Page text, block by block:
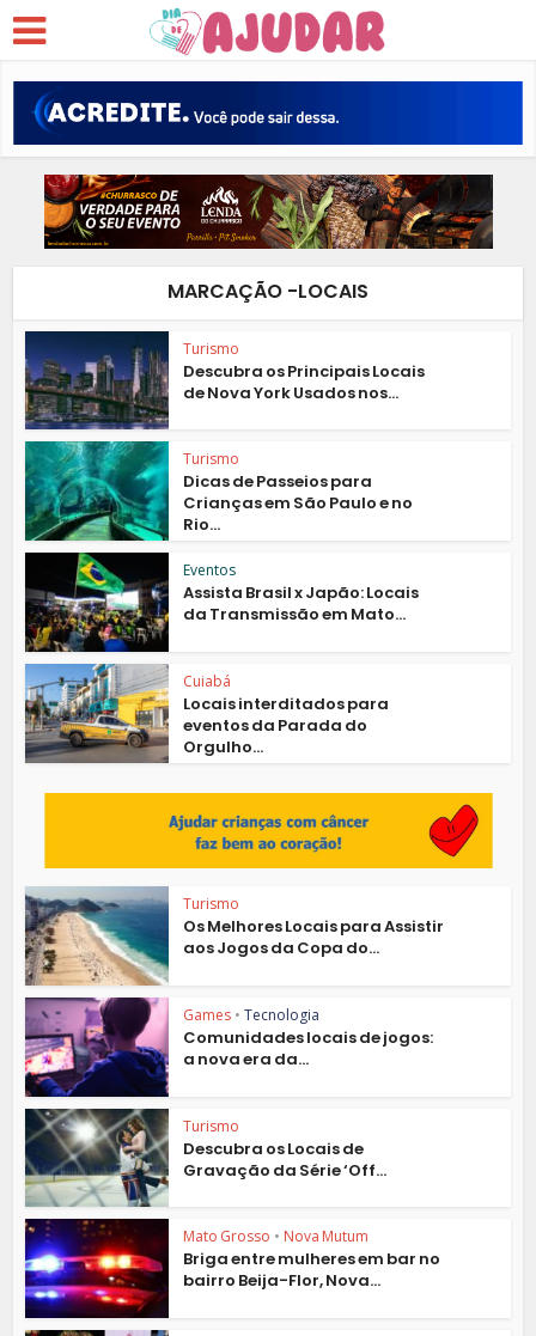
MARCAÇÃO -LOCAIS
Turismo
Descubra os Principais Locais
de Nova York Usados nos...
Turismo
Dicas de Passeios para
Crianças em São Paulo e no
Rio...
Eventos
Assista Brasil x Japão: Locais
da Transmissão em Mato...
Cuiabá
Locais interditados para
eventos da Parada do
Orgulho...
Turismo
Os Melhores Locais para Assistir
aos Jogos da Copa do...
Games • Tecnologia
Comunidades locais de jogos:
a nova era da...
Turismo
Descubra os Locais de
Gravação da Série ‘Off...
Mato Grosso • Nova Mutum
Briga entre mulheres em bar no
bairro Beija-Flor, Nova...